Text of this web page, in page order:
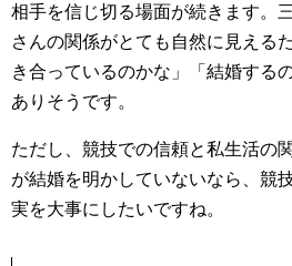
相手を信じ切る場面が続きます。
さんの関係がとても自然に見える
き合っているのかな」「結婚する
ありそうです。
ただし、競技での信頼と私生活の
が結婚を明かしていないなら、競
実を大事にしたいですね。